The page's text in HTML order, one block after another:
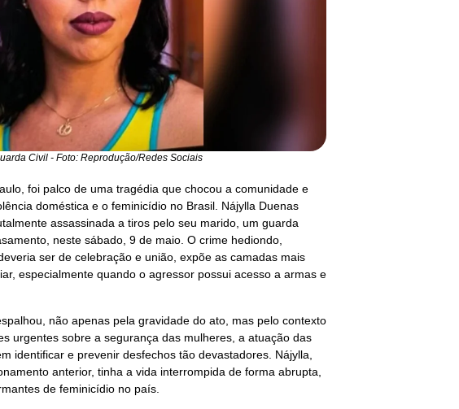
Civil - Foto: Reprodução/Redes Sociais
foi palco de uma tragédia que chocou a comunidade e
doméstica e o feminicídio no Brasil. Nájylla Duenas
assassinada a tiros pelo seu marido, um guarda
neste sábado, 9 de maio. O crime hediondo,
ser de celebração e união, expõe as camadas mais
especialmente quando o agressor possui acesso a armas e
não apenas pela gravidade do ato, mas pelo contexto
urgentes sobre a segurança das mulheres, a atuação das
identificar e prevenir desfechos tão devastadores. Nájylla,
anterior, tinha a vida interrompida de forma abrupta,
de feminicídio no país.